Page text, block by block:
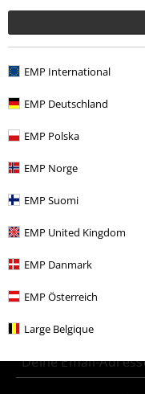
EMP International
EMP Deutschland
EMP Polska
EMP Norge
EMP Suomi
EMP United Kingdom
EMP Danmark
EMP Österreich
Large Belgique
Themen Schwarze Kleidung
Bekleidung T-Shirts & Tops
Neu Bekleidung
Bekleidung & Accessoires
Sale % Filme & Serien
Greif einen 15%*